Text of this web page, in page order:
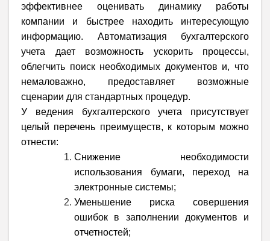
эффективнее оценивать динамику работы
компании и быстрее находить интересующую
информацию. Автоматизация бухгалтерского
учета дает возможность ускорить процессы,
облегчить поиск необходимых документов и, что
немаловажно, предоставляет возможные
сценарии для стандартных процедур.
У ведения бухгалтерского учета присутствует
целый перечень преимуществ, к которым можно
отнести:
Снижение необходимости
использования бумаги, переход на
электронные системы;
Уменьшение риска совершения
ошибок в заполнении документов и
отчетностей;